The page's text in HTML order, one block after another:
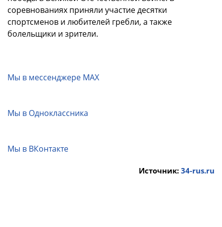
соревнованиях приняли участие десятки
спортсменов и любителей гребли, а также
болельщики и зрители.
Мы в мессенджере MAX
Мы в Одноклассника
Мы в ВКонтакте
Источник: 34-rus.ru